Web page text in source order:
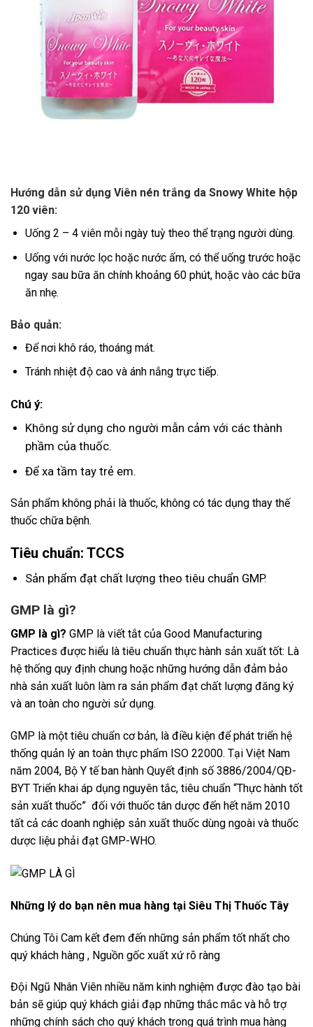
Hướng dẫn sử dụng Viên nén trắng da Snowy White hộp
120 viên:
Uống 2 – 4 viên mỗi ngày tuỳ theo thể trạng người dùng.
Uống với nước lọc hoặc nước ấm, có thể uống trước hoặc
ngay sau bữa ăn chính khoảng 60 phút, hoặc vào các bữa
ăn nhẹ.
Bảo quản:
Để nơi khô ráo, thoáng mát.
Tránh nhiệt độ cao và ánh nắng trực tiếp.
Chú ý:
Không sử dụng cho người mẫn cảm với các thành
phầm của thuốc.
Để xa tầm tay trẻ em.
Sản phẩm không phải là thuốc, không có tác dụng thay thế
thuốc chữa bệnh.
Tiêu chuẩn: TCCS
Sản phẩm đạt chất lượng theo tiêu chuẩn GMP.
GMP là gì?
GMP là gì? GMP là viết tắt của Good Manufacturing
Practices được hiểu là tiêu chuẩn thực hành sản xuất tốt: Là
hệ thống quy định chung hoặc những hướng dẫn đảm bảo
nhà sản xuất luôn làm ra sản phẩm đạt chất lượng đăng ký
và an toàn cho người sử dụng.
GMP là một tiêu chuẩn cơ bản, là điều kiện để phát triển hệ
thống quản lý an toàn thực phẩm ISO 22000. Tại Việt Nam
năm 2004, Bộ Y tế ban hành Quyết định số 3886/2004/QĐ-
BYT Triển khai áp dụng nguyên tắc, tiêu chuẩn “Thực hành tốt
sản xuất thuốc” đối với thuốc tân dược đến hết năm 2010
tất cả các doanh nghiệp sản xuất thuốc dùng ngoài và thuốc
dược liệu phải đạt GMP-WHO.
Những lý do bạn nên mua hàng tại Siêu Thị Thuốc Tây
Chúng Tôi Cam kết đem đến những sản phẩm tốt nhất cho
quý khách hàng , Nguồn gốc xuất xứ rõ ràng
Đội Ngũ Nhân Viên nhiều năm kinh nghiệm được đào tạo bài
bản sẽ giúp quý khách giải đạp những thắc mắc và hỗ trợ
những chính sách cho quý khách trong quá trình mua hàng